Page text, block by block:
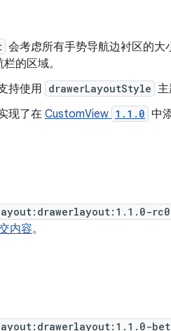
会考虑所有手势导航边衬区的
的区域。
持使用 drawerLayoutStyle 主
现了在 CustomView 1.1.0 中
内容。